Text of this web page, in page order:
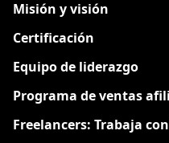
Misión y visión
Certificación
Equipo de liderazgo
Programa de ventas
Freelancers: Trabaja